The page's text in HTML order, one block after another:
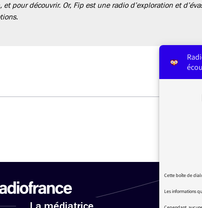
pour découvrir. Or, Fip est une radio d’exploration et
Cette boîte de
Les informations